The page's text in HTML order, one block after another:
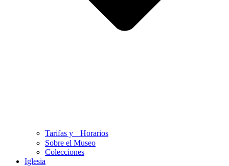
Tarifas y Horarios
Sobre el Museo
Colecciones
Iglesia